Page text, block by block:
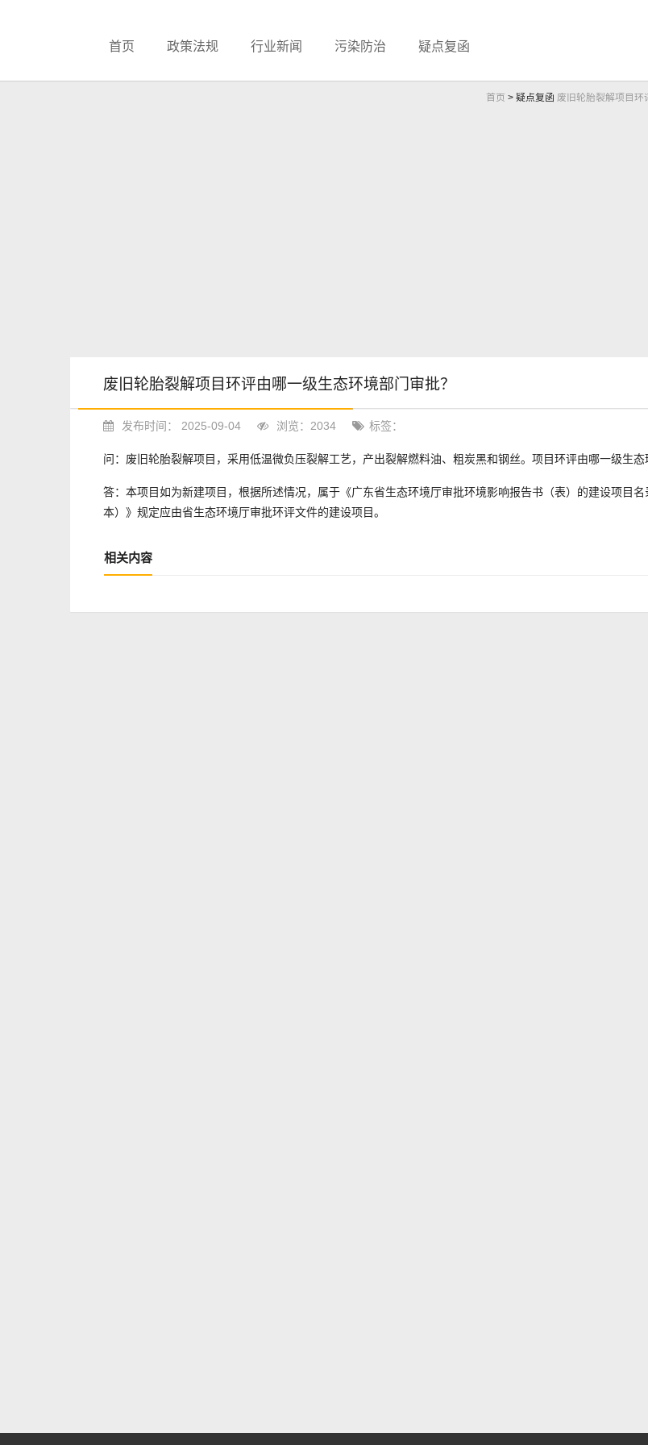
首页 政策法规 行业新闻 污染防治 疑点复函
首页 > 疑点复函 废旧轮胎裂解项目环
废旧轮胎裂解项目环评由哪一级生态环境部门审批？
发布时间： 2025-09-04 浏览：2034 标签：
问：废旧轮胎裂解项目，采用低温微负压裂解工艺，产出裂解燃料油、粗炭黑和钢丝。项目环评由哪一级生态
答：本项目如为新建项目，根据所述情况，属于《广东省生态环境厅审批环境影响报告书（表）的建设项目
本）》规定应由省生态环境厅审批环评文件的建设项目。
相关内容